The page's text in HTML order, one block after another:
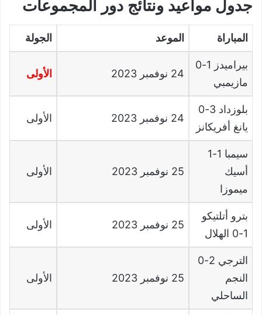
جدول مواعيد ونتائج دور المجموعات
المباراة الموعد الجولة
بيراميدز 1-0
مازيمبي
24 نوفمبر 2023 الأولى
بلوزداد 3-0
يانغ أفريكانز
24 نوفمبر 2023 الأولى
سيمبا
أسيك
ميموزا
25 نوفمبر 2023 الأولى
بترو أتلتيكو
1-0
الهلال
25 نوفمبر 2023 الأولى
الترجي
النجم
الساحلي
25 نوفمبر 2023 الأولى